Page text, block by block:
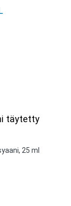
täytetty
25 ml